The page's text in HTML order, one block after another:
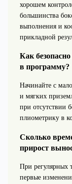
хорошем
большинства
выполнения и
прикладной
Как
в программу?
Начинайте с
и мягких
при отсутствии
плиометрику в
Сколько
прирост
При регулярных
первые